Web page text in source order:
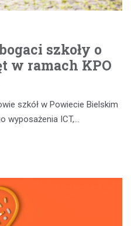
szkoły o
w ramach KPO
szkół w Powiecie Bielskim
wyposażenia ICT,…